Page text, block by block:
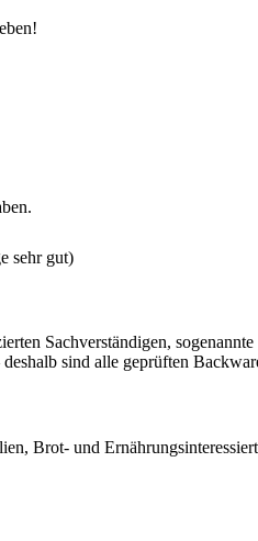
sehr gut)
Sachverständigen,
sind alle geprüften
Brot- und